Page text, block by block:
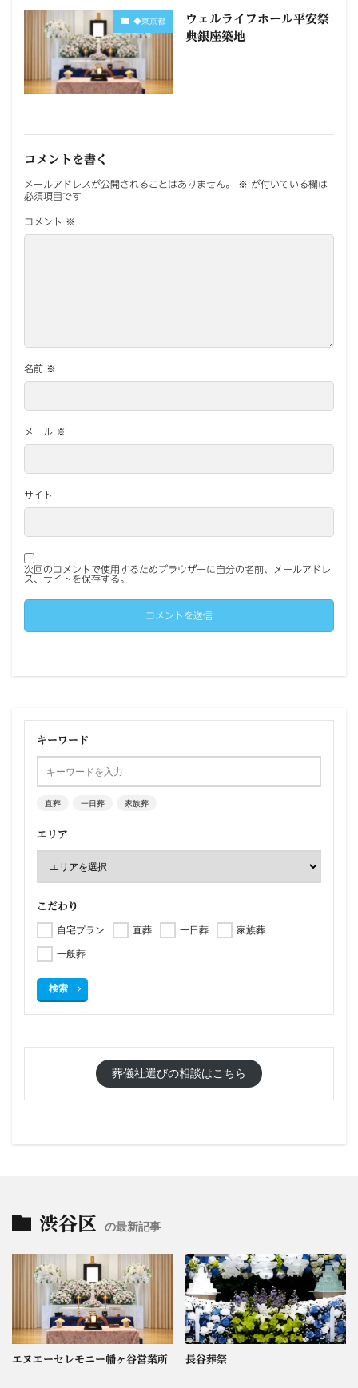
◆東京都
ウェルライフホール平安祭
典銀座築地
コメントを書く
メールアドレスが公開されることはありません。 ※ が付いている欄は
必須項目です
コメント ※
名前 ※
メール ※
サイト
次回のコメントで使用するためブラウザーに自分の名前、メールアドレ
ス、サイトを保存する。
キーワード
直葬 一日葬 家族葬
エリア
こだわり
自宅プラン 直葬 一日葬
家族葬
一般葬
検索
葬儀社選びの相談はこちら
渋谷区 の最新記事
エヌエーセレモニー幡ヶ谷営業所 長谷葬祭